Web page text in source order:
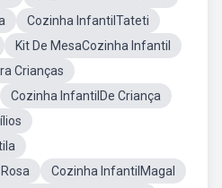
Cozinha InfantilTateti
Kit De MesaCozinha Infantil
Crianças
Cozinha InfantilDe Criança
Cozinha InfantilMagal